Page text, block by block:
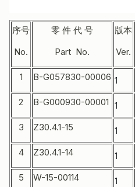
序号
No.
零 件 代 号
Part No.
版本
Ver.
1 B-G057830-00006 1
2 B-G000930-00001 1
3 Z30.4.1-15 1
4 Z30.4.1-14 1
5 W-15-00114 1